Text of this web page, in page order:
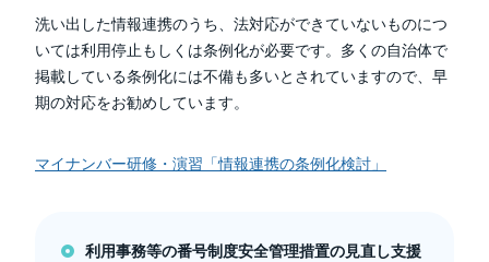
洗い出した情報連携のうち、法対応ができていないものにつ
いては利用停止もしくは条例化が必要です。多くの自治体で
掲載している条例化には不備も多いとされていますので、早
期の対応をお勧めしています。
マイナンバー研修・演習「情報連携の条例化検討」
利用事務等の番号制度安全管理措置の見直し支援